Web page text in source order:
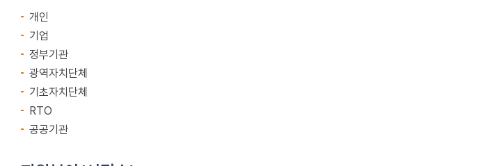
개인
기업
정부기관
광역자치단체
기초자치단체
RTO
공공기관